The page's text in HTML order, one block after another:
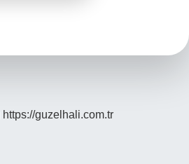
https://guzelhali.com.tr